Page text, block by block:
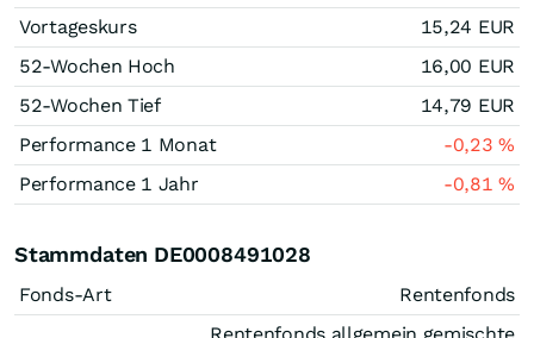
Vortageskurs 15,24 EUR
52-Wochen Hoch
16,00 EUR
52-Wochen Tief
14,79 EUR
Performance 1 Monat
-0,23%
Performance 1 Jahr
-0,81%
Stammdaten DE0008491028
Fonds-Art Rentenfonds